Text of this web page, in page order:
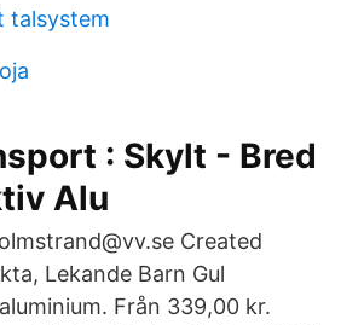
talsystem
: Skylt - Bred
Alu
Created
Lekande Barn Gul
Från 339,00 kr.